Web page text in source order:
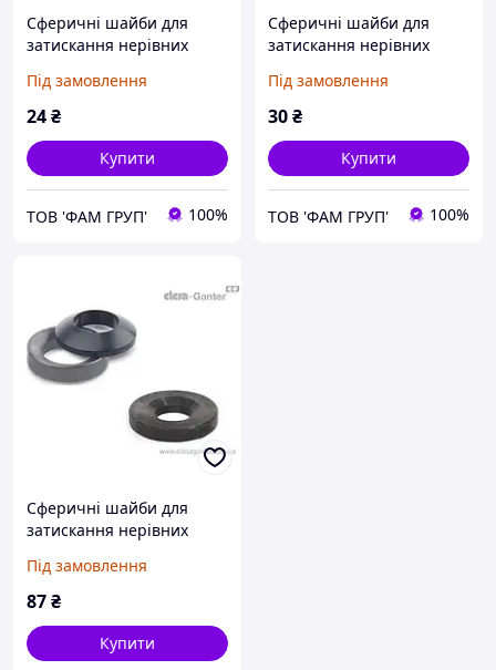
Сферичні шайби для
затискання нерівних
Під замовлення
24₴
Купити
ТОВ 'ФАМ ГРУП' 100%
Сферичні шайби для
затискання нерівних
Під замовлення
30₴
Купити
ТОВ 'ФАМ ГРУП' 100%
Сферичні шайби для
затискання нерівних
Під замовлення
87₴
Купити